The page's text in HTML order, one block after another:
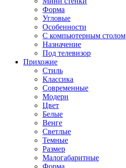
Форма
Угловые
Особенности
С компьютерным столом
Назначение
Под телевизор
Прихожие
Стиль
Классика
Современные
Модерн
Цвет
Белые
Венге
Светлые
Темные
Размер
Малогабаритные
Форма